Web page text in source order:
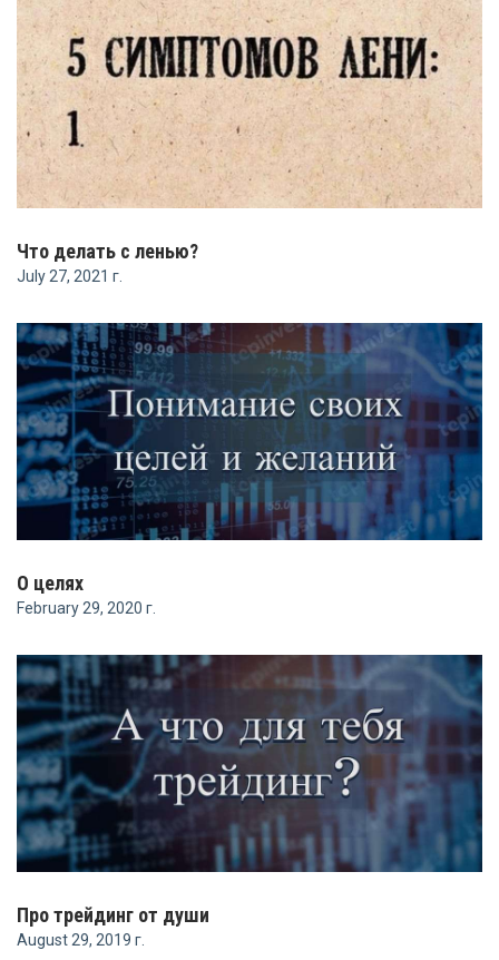
Что делать с ленью?
July 27, 2021 г.
О целях
February 29, 2020 г.
Про трейдинг от души
August 29, 2019 г.